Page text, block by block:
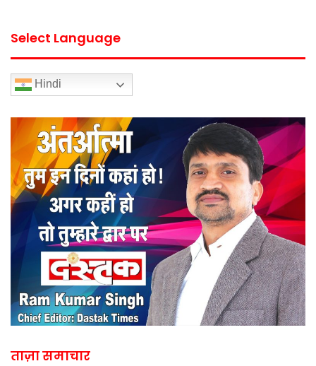
Select Language
Hindi
ताज़ा समाचार